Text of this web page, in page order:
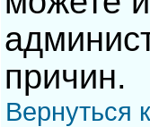
причин.
Вернуться